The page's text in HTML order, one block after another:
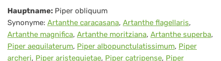
Piper
praeclarum
Hauptname: Piper obliquum
Synonyme: Artanthe caracasana, Artanthe flagellaris,
Artanthe magnifica, Artanthe moritziana, Artanthe superba,
Piper aequilaterum, Piper albopunctulatissimum, Piper
archeri, Piper aristeguietae, Piper catripense, Piper